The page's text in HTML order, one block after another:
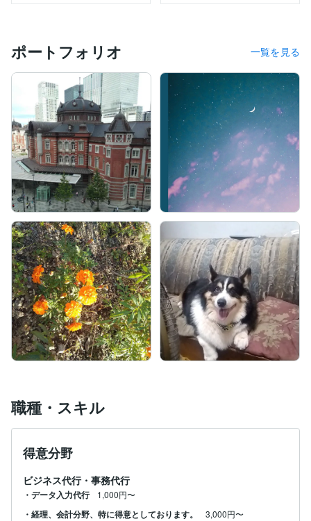
ポートフォリオ 一覧を見る
職種・スキル
得意分野
ビジネス代行・事務代行
・データ入力代行 1,000円〜
・経理、会計分野、特に得意としております。 3,000円〜